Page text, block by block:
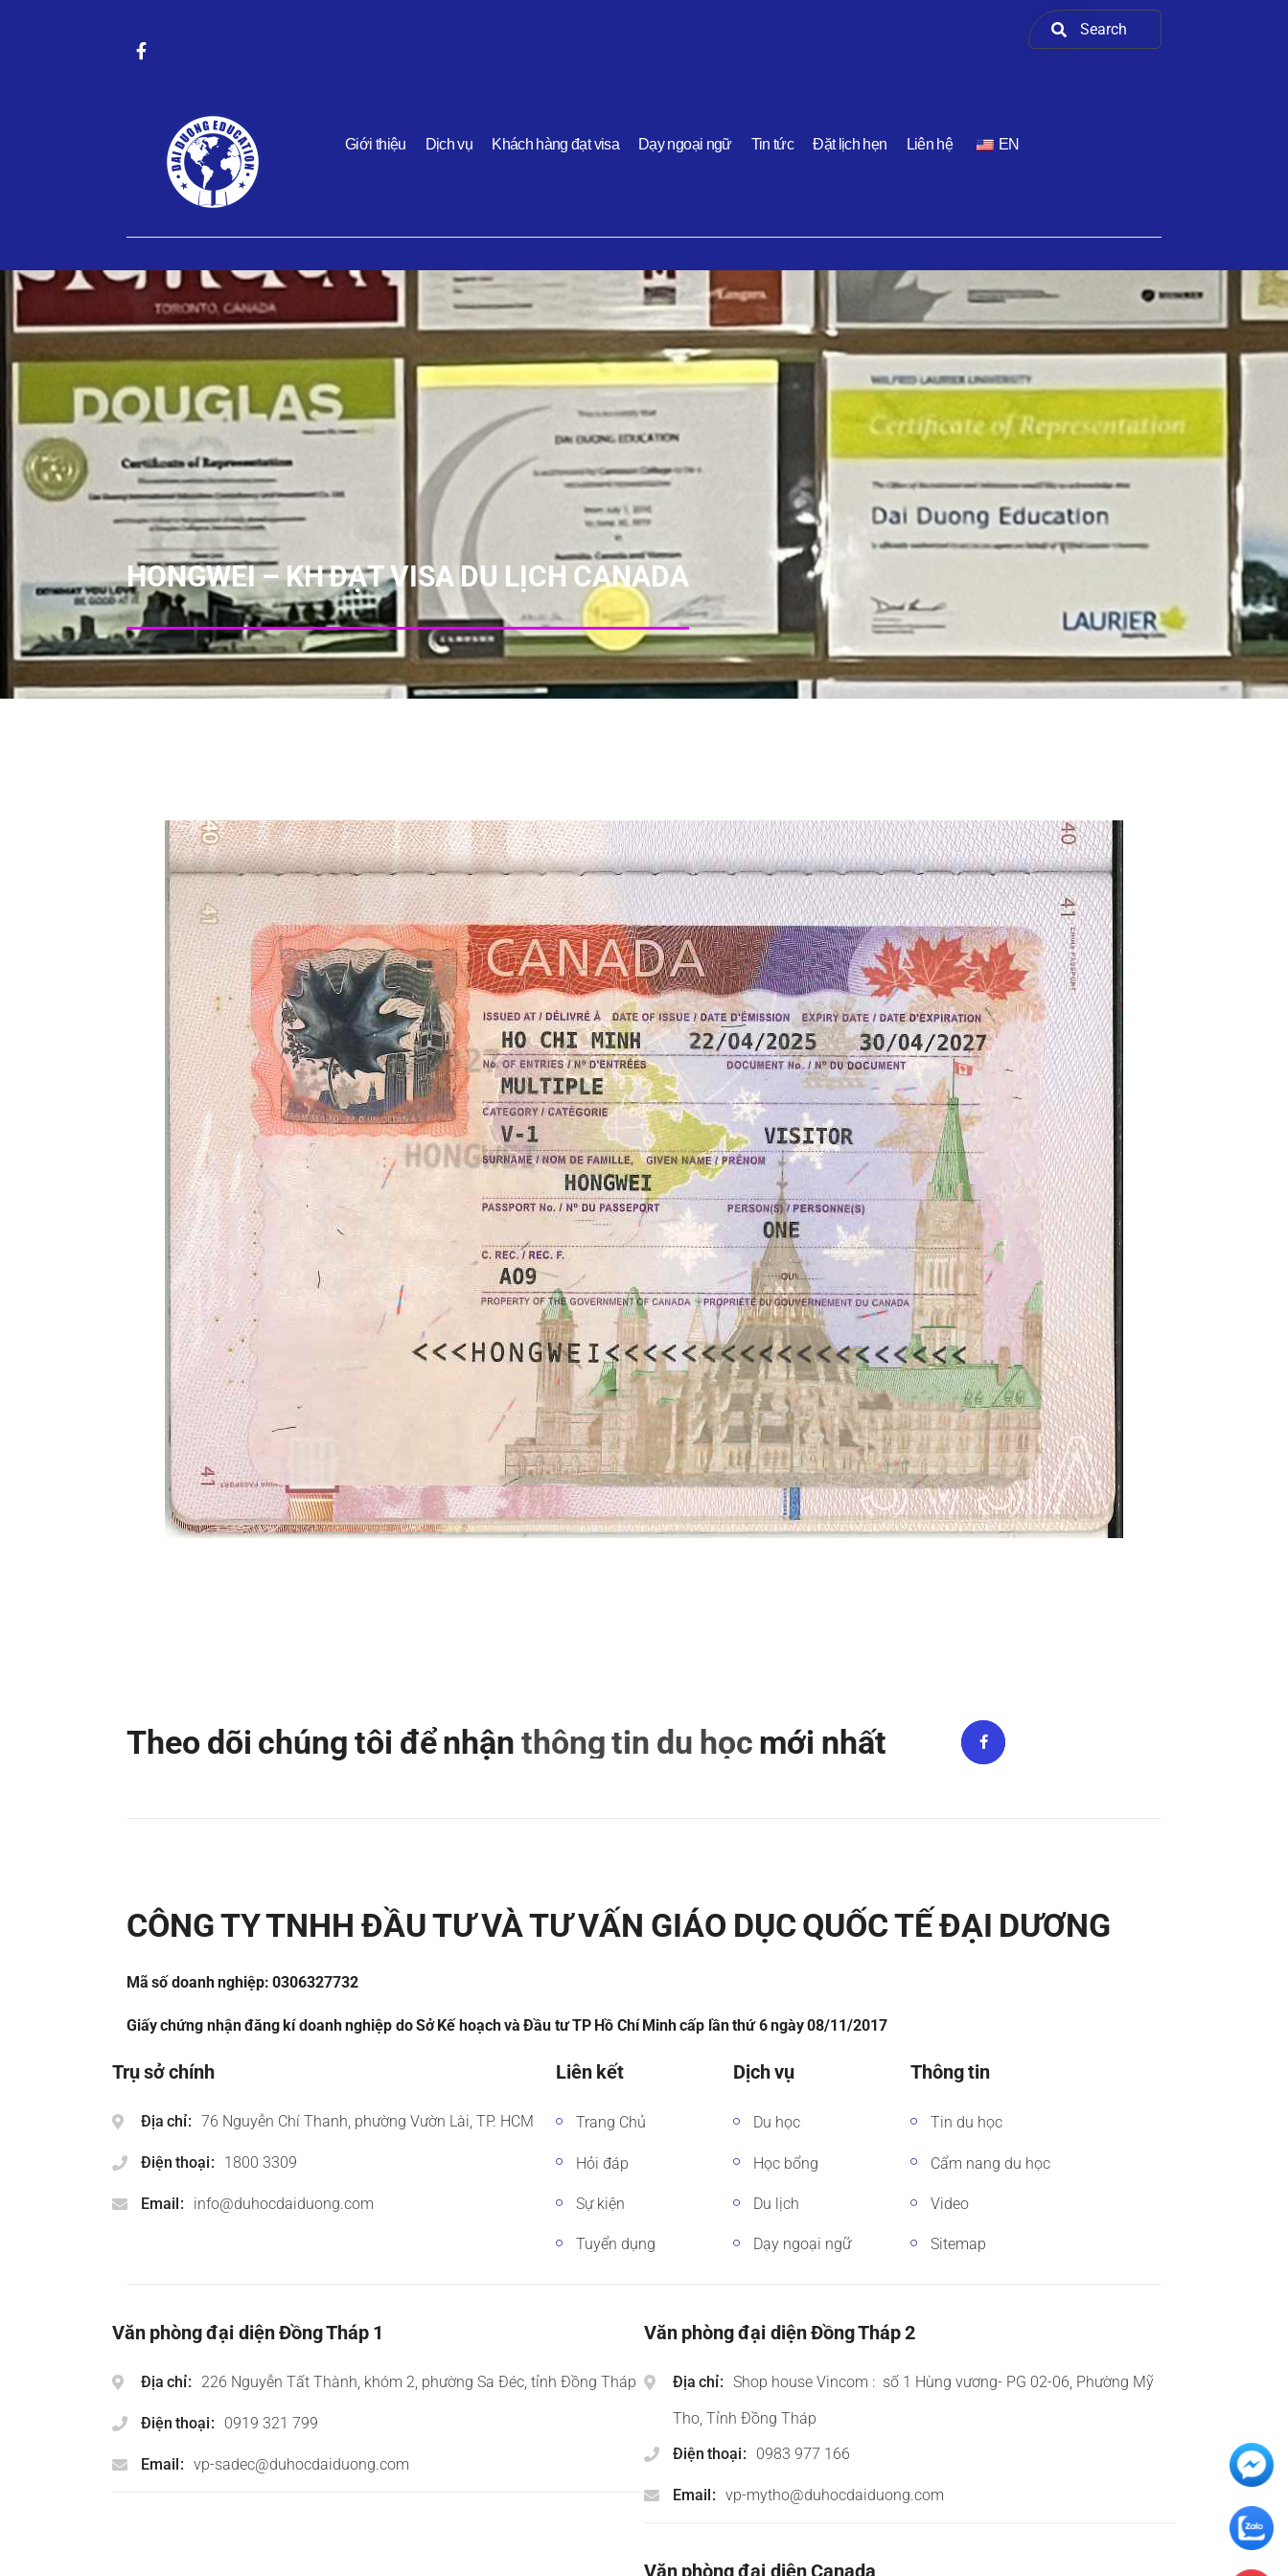
Giới thiệu Dịch vụ Khách hàng đạt visa Dạy ngoại ngữ Tin tức Đặt lịch hẹn Liên hệ EN
HONGWEI – KH ĐẠT VISA DU LỊCH CANADA
Theo dõi chúng tôi để nhận thông tin du học mới nhất
CÔNG TY TNHH ĐẦU TƯ VÀ TƯ VẤN GIÁO DỤC QUỐC TẾ ĐẠI DƯƠNG
Mã số doanh nghiệp: 0306327732
Giấy chứng nhận đăng kí doanh nghiệp do Sở Kế hoạch và Đầu tư TP Hồ Chí Minh cấp lần thứ 6 ngày 08/11/2017
Trụ sở chính
Địa chỉ 76 Nguyễn Chí Thanh, phường Vườn Lài, TP. HCM
Điện thoại 1800 3309
Email info@duhocdaiduong.com
Liên kết
Trang Chủ
Hỏi đáp
Sự kiện
Tuyển dụng
Dịch vụ
Du học
Học bổng
Du lịch
Dạy ngoại ngữ
Thông tin
Tin du học
Cẩm nang du học
Video
Sitemap
Văn phòng đại diện Đồng Tháp 1
Địa chỉ 226 Nguyễn Tất Thành, khóm 2, phường Sa Đéc, tỉnh Đồng Tháp
Điện thoại 0919 321 799
Email vp-sadec@duhocdaiduong.com
Văn phòng đại diện Đồng Tháp 2
Địa chỉ
Shop house Vincom : số 1 Hùng vương- PG 02-06, Phường Mỹ
Tho, Tỉnh Đồng Tháp
Điện thoại
0983 977 166
Email vp-mytho@duhocdaiduong.com
Văn phòng đại diện Canada